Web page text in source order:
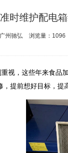
准时维护配电
州驰弘 浏览量：1096
视，这些年来食品
提前想好目标，提